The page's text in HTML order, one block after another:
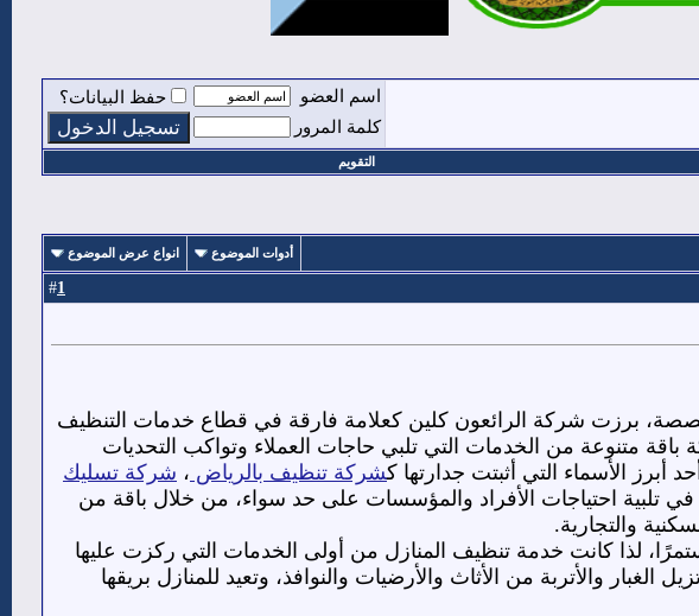
اسم العضو
حفظ البيانات؟
كلمة المرور
التقويم
أدوات الموضوع انواع عرض الموضوع
1
برزت شركة الرائعون كلين كعلامة فارقة في قطاع خدمات التنظيف
متنوعة من الخدمات التي تلبي حاجات العملاء وتواكب التحديات
أبرز الأسماء التي أثبتت جدارتها كشركة تنظيف بالرياض ، شركة تسليك
في تلبية احتياجات الأفراد والمؤسسات على حد سواء، من خلال باقة من
والتجارية.
لذا كانت خدمة تنظيف المنازل من أولى الخدمات التي ركزت عليها
والأتربة من الأثاث والأرضيات والنوافذ، وتعيد للمنازل بريقها